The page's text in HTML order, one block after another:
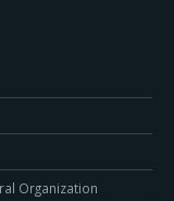
Organization